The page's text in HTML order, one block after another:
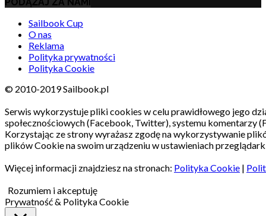
Sailbook Cup
O nas
Reklama
Polityka prywatności
Polityka Cookie
© 2010-2019 Sailbook.pl
Serwis wykorzystuje pliki cookies w celu prawidłowego jego
społecznościowych (Facebook, Twitter), systemu komentarzy
Korzystając ze strony wyrażasz zgodę na wykorzystywanie
plików Cookie na swoim urządzeniu w ustawieniach
Więcej informacji znajdziesz na stronach: Polityka Cookie |
Rozumiem i akceptuję
Prywatność & Polityka Cookie